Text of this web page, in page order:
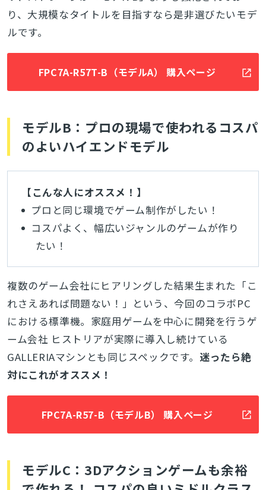
り、大規模なタイトルを目指すなら是非選びたいモデ
ルです。
FPC7A-R57T-B（モデルA） 購入ページ
モデルB：プロの現場で使われるコスパ
のよいハイエンドモデル
【こんな人にオススメ！】
プロと同じ環境でゲーム制作がしたい！
コスパよく、幅広いジャンルのゲームが作り
たい！
複数のゲーム会社にヒアリングした結果生まれた「こ
れさえあれば問題ない！」という、今回のコラボPC
における標準機。家庭用ゲームを中心に開発を行うゲ
ーム会社 ヒストリアが実際に導入し続けている
GALLERIAマシンとも同じスペックです。 迷ったら絶
対にこれがオススメ！
FPC7A-R57-B（モデルB） 購入ページ
モデルC：3Dアクションゲームも余裕